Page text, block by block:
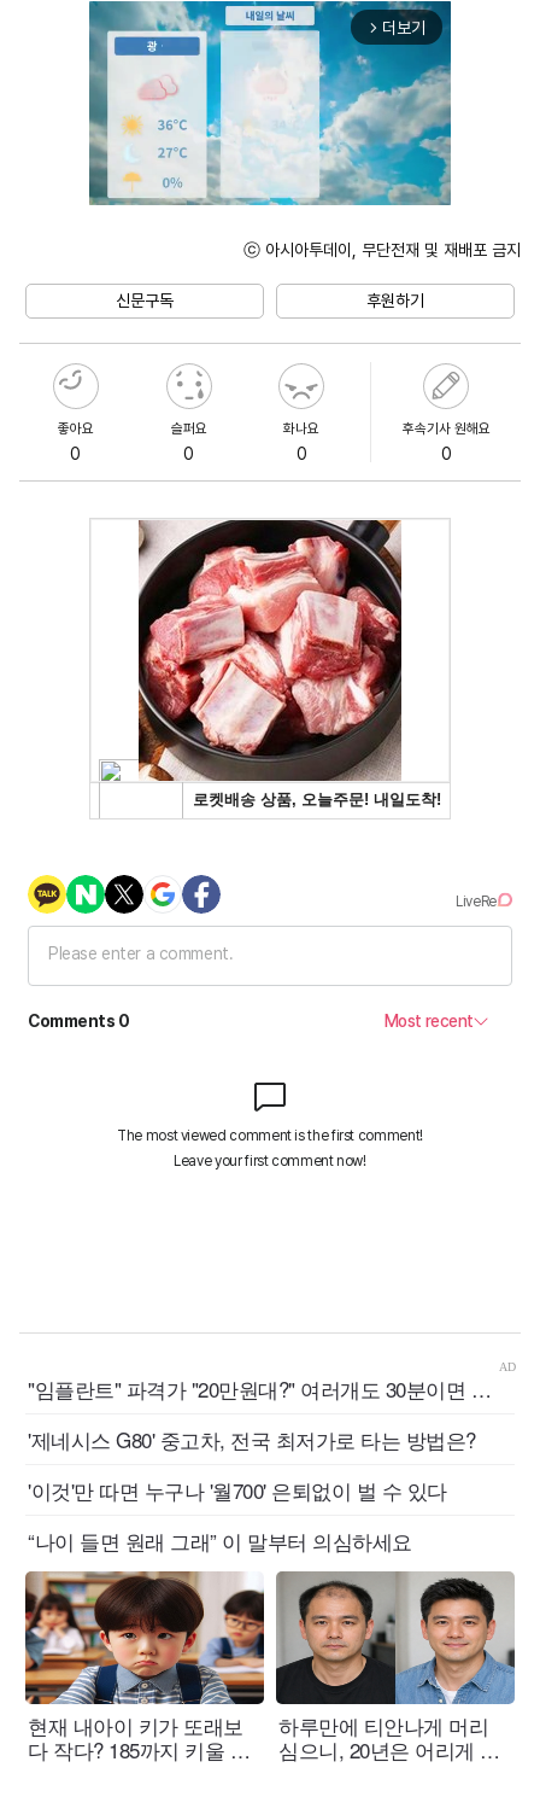
arrow_forward_ios 더보기
ⓒ 아시아투데이, 무단전재 및 재배포 금지
신문구독 후원하기
좋아요
0
슬퍼요
0
화나요
0
후속기사 원해요
0